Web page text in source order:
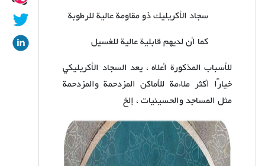
سجاد الأكريليك ذو مقاومة عالية للرطوبة
كما أن لديهم قابلية عالية للغسيل
للأسباب المذكورة أعلاه ، يعد السجاد الأكريليكي
خيارًا أكثر ملاءمة للأماكن المزدحمة والمزدحمة
مثل المساجد والحسينيات ، إلخ